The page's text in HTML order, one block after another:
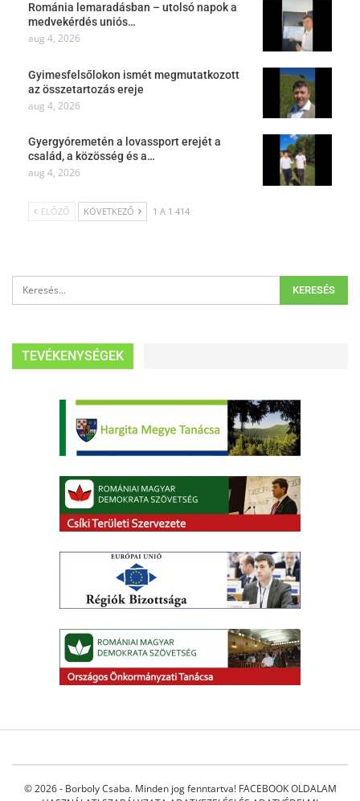
Románia lemaradásban – utolsó napok a
medvekérdés uniós…
aug 4, 2026
Gyimesfelsőlokon ismét megmutatkozott
az összetartozás ereje
aug 4, 2026
Gyergyóremetén a lovassport erejét a
család, a közösség és a…
aug 4, 2026
ELŐZŐ KÖVETKEZŐ 1 A 1 414
TEVÉKENYSÉGEK
© 2026 - Borboly Csaba. Minden jog fenntartva! FACEBOOK OLDALAM